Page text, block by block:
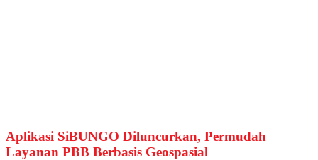
Aplikasi SiBUNGO Diluncurkan, Permudah
Layanan PBB Berbasis Geospasial